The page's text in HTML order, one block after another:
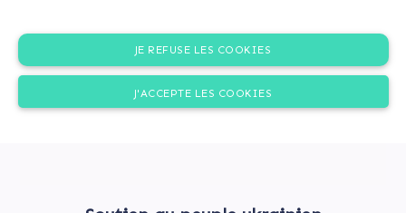
JE REFUSE LES COOKIES
J'ACCEPTE LES COOKIES